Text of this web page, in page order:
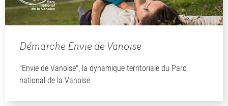
Démarche Envie de Vanoise
"Envie de Vanoise", la dynamique territoriale du Parc
national de la Vanoise